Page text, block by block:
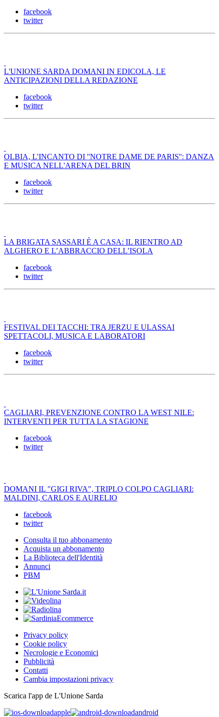
facebook
twitter
L'UNIONE SARDA DOMANI IN EDICOLA, LE
ANTICIPAZIONI DELLA REDAZIONE
facebook
twitter
OLBIA, L'INCANTO DI ''NOTRE DAME DE PARIS'': DANZA
E MUSICA NELL'ARENA DEL BRIN
facebook
twitter
LA BRIGATA SASSARI È A CASA: IL RIENTRO AD
ALGHERO E L’ABBRACCIO DELL’ISOLA
facebook
twitter
FESTIVAL DEI TACCHI: TRA JERZU E ULASSAI
SPETTACOLI, MUSICA E LABORATORI
facebook
twitter
CAGLIARI, PREVENZIONE CONTRO LA WEST NILE:
INTERVENTI PER TUTTA LA STAGIONE
facebook
twitter
DOMANI IL "GIGI RIVA", TRIPLO COLPO CAGLIARI:
MALDINI, CARLOS E AURELIO
facebook
twitter
Consulta il tuo abbonamento
Acquista un abbonamento
La Biblioteca dell'Identità
Annunci
PBM
Privacy policy
Cookie policy
Necrologie e Economici
Pubblicità
Contatti
Cambia impostazioni privacy
Scarica l'app de L'Unione Sarda
apple
android